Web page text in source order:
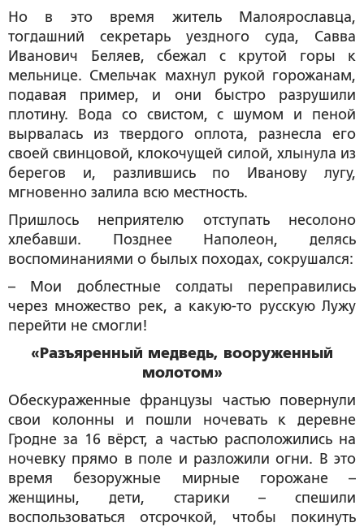
Но в это время житель Малоярославца,
тогдашний секретарь уездного суда, Савва
Иванович Беляев, сбежал с крутой горы к
мельнице. Смельчак махнул рукой горожанам,
подавая пример, и они быстро разрушили
плотину. Вода со свистом, с шумом и пеной
вырвалась из твердого оплота, разнесла его
своей свинцовой, клокочущей силой, хлынула из
берегов и, разлившись по Иванову лугу,
мгновенно залила всю местность.
Пришлось неприятелю отступать несолоно
хлебавши. Позднее Наполеон, делясь
воспоминаниями о былых походах, сокрушался:
– Мои доблестные солдаты переправились
через множество рек, а какую-то русскую Лужу
перейти не смогли!
«Разъяренный медведь, вооруженный
молотом»
Обескураженные французы частью повернули
свои колонны и пошли ночевать к деревне
Гродне за 16 вёрст, а частью расположились на
ночевку прямо в поле и разложили огни. В это
время безоружные мирные горожане –
женщины, дети, старики – спешили
воспользоваться отсрочкой, чтобы покинуть